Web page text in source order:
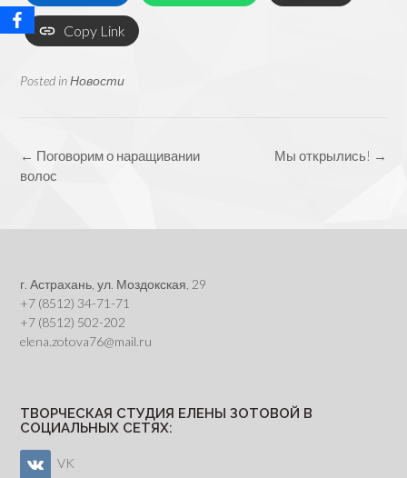
Copy Link
Posted inНовости
Post
navigation
Мы открылись! →
← Поговорим о наращивании
волос
г. Астрахань, ул. Моздокская, 29
+7 (8512) 34-71-71
+7 (8512) 502-202
elena.zotova76@mail.ru
ТВОРЧЕСКАЯ СТУДИЯ ЕЛЕНЫ ЗОТОВОЙ В
СОЦИАЛЬНЫХ СЕТЯХ:
VK